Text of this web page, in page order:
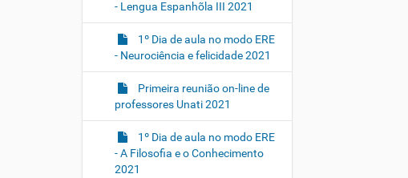
- Lengua Espanhõla III 2021
1º Dia de aula no modo ERE
- Neurociência e felicidade 2021
Primeira reunião on-line de
professores Unati 2021
1º Dia de aula no modo ERE
- A Filosofia e o Conhecimento
2021